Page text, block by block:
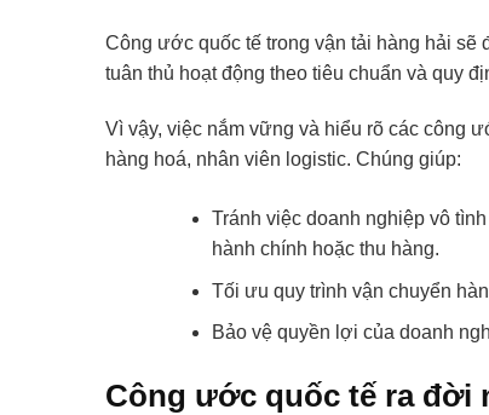
Công ước quốc tế trong vận tải hàng hải sẽ
tuân thủ hoạt động theo tiêu chuẩn và quy
Vì vậy, việc nắm vững và hiểu rõ các công
hàng hoá, nhân viên logistic. Chúng giúp:
Tránh việc doanh nghiệp vô
hành chính hoặc thu hàng.
Tối ưu quy trình vận chuyển
Bảo vệ quyền lợi của doanh
Công ước quốc tế ra đời